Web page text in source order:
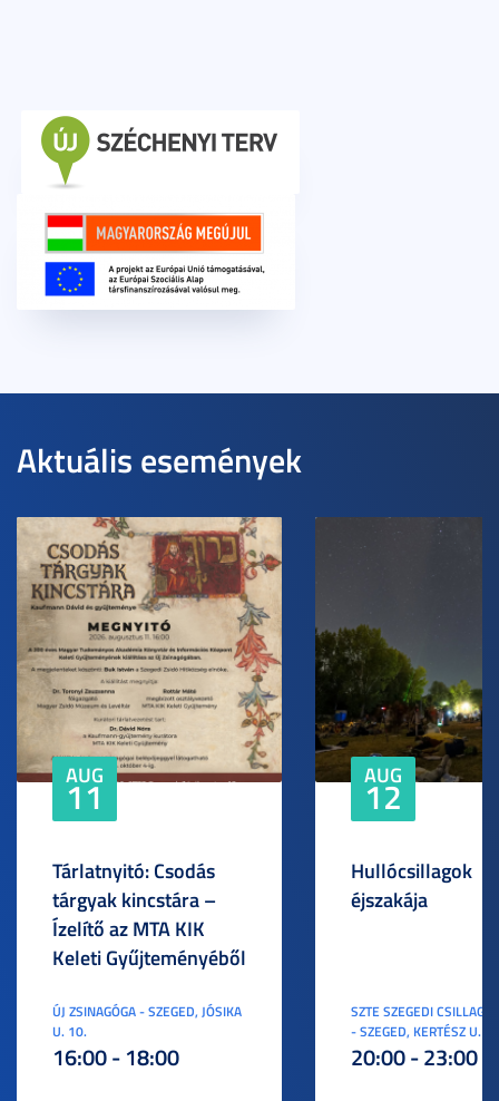
Aktuális események
AUG
11
Tárlatnyitó: Csodás
tárgyak kincstára –
Ízelítő az MTA KIK
Keleti Gyűjteményéből
ÚJ ZSINAGÓGA - SZEGED, JÓSIKA
U. 10.
16:00 - 18:00
AUG
12
Hullócsillagok
éjszakája
SZTE SZEGEDI
- SZEGED, KERTÉSZ U. 3.
20:00 - 23:00